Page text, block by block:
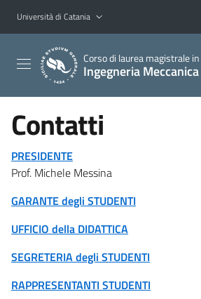
Vai al contenuto principale
Vai al menu di navigazione
Università di Catania
Corso di laurea magistrale in
Ingegneria
Contatti
PRESIDENTE
Prof. Michele Messina
GARANTE degli STUDENTI
UFFICIO della DIDATTICA
SEGRETERIA degli STUDENTI
RAPPRESENTANTI STUDENTI